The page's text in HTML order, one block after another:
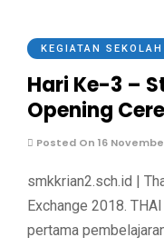
KEGIATAN SEKOLAH
Hari Ke-3 –
Opening
Posted On 16
smkkrian2.sch.id |
Exchange 2018.
pertama